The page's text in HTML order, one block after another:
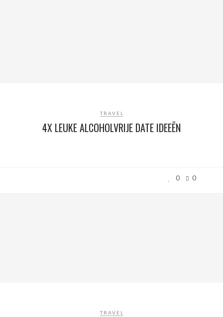
TRAVEL
4X LEUKE ALCOHOLVRIJE DATE IDEEËN
0 0
TRAVEL